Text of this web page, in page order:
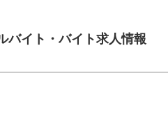
バイト・バイト求人情報